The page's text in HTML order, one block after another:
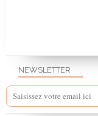
NEWSLETTER